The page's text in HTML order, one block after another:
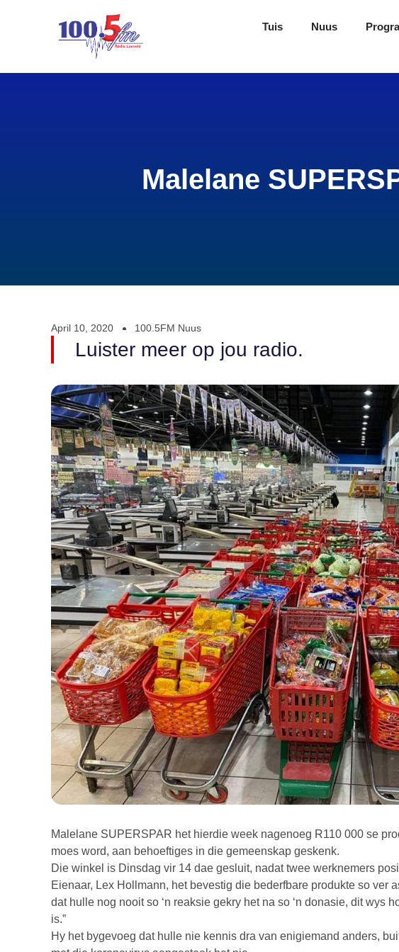
Tuis Nuus
Malelane
April 10, 2020 100.5FM Nuus
Luister meer op jou radio.
Malelane SUPERSPAR het hierdie week nagenoeg R110 000 se
moes word, aan behoeftiges in die gemeenskap geskenk.
Die winkel is Dinsdag vir 14 dae gesluit, nadat twee werknemers
Eienaar, Lex Hollmann, het bevestig die bederfbare produkte so ver
dat hulle nog nooit so ‘n reaksie gekry het na so ‘n donasie, dit wys
is.”
Hy het bygevoeg dat hulle nie kennis dra van enigiemand anders,